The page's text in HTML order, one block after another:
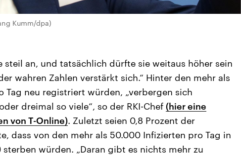
Kumm/dpa)
steil an, und tatsächlich dürfte sie weitaus höher sein
wahren Zahlen verstärkt sich.“ Hinter den mehr als
neu registriert würden, „verbergen sich
dreimal so viele“, so der RKI-Chef (hier eine
von T-Online). Zuletzt seien 0,8 Prozent der
dass von den mehr als 50.000 Infizierten pro Tag in
würden. „Daran gibt es nichts mehr zu